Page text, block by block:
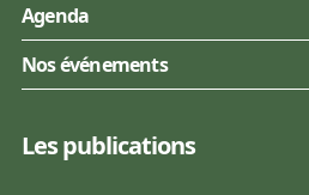
Agenda
Nos événements
Les publications